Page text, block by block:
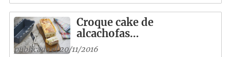
Croque cake de
alcachofas…
publicada el 20/11/2016